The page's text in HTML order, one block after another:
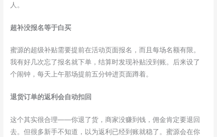
人。
超补没报名等于白买
蜜源的超级补贴需要提前在活动页面报名，而且每场名额有限。
我有好几次忘了报名就下单，结算时发现补贴没到账。后来设了
个闹钟，每天上午那场提前五分钟进页面蹲着。
退货订单的返利会自动扣回
这个其实很合理——你退了货，商家没赚到钱，佣金肯定要退回
去。但很多新手不知道，以为返利已经到账就稳了。蜜源会在你